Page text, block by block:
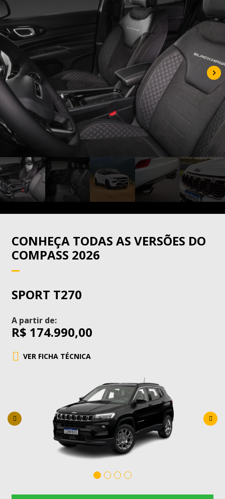
CONHEÇA TODAS AS VERSÕES DO
COMPASS 2026
SPORT T270
A partir de:
R$ 174.990,00
VER FICHA TÉCNICA